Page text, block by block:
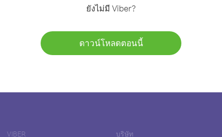
ยังไม่มี Viber?
ดาวน์โหลดตอนนี้
VIBER บริษัท